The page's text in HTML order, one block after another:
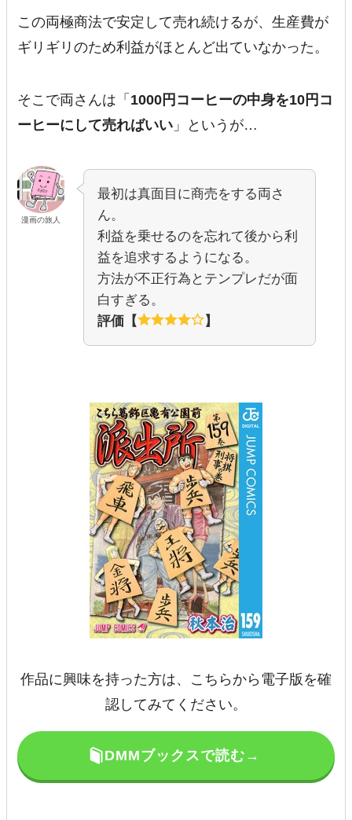
この両極商法で安定して売れ続けるが、生産費が
ギリギリのため利益がほとんど出ていなかった。
そこで両さんは「 1000円コーヒーの中身を10円コ
ーヒーにして売ればいい 」というが…
漫画の旅人
最初は真面目に商売をする両さ
ん。
利益を乗せるのを忘れて後から利
益を追求するようになる。
方法が不正行為とテンプレだが面
白すぎる。
評価【
】
作品に興味を持った方は、こちらから電子版を確
認してみてください。
DMMブックスで読む→